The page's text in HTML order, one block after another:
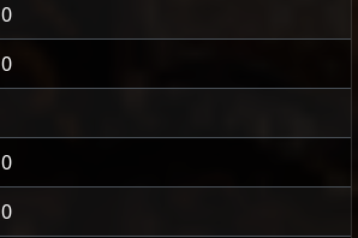
0
0
0
0